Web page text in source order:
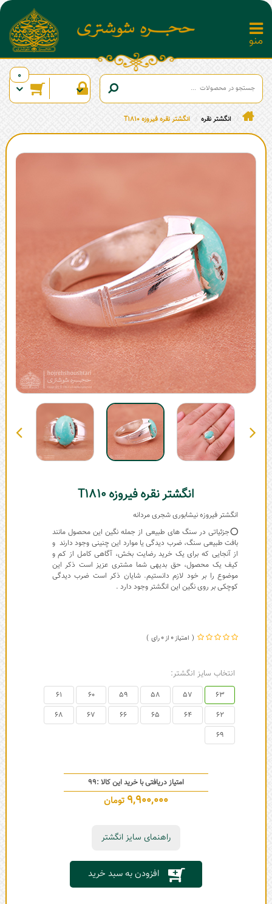
0
انگشتر نقره انگشتر نقره فیروزه T1810
انگشتر نقره فیروزه T1810
انگشتر فیروزه نیشابوری شجری مردانه
⭕جزئیاتی در سنگ های طبیعی از جمله نگین این محصول مانند
بافت طبیعی سنگ، ضرب دیدگی یا موارد این چنینی وجود دارند و
از آنجایی که برای یک خرید رضایت بخش، آگاهی کامل از کم و
کیف یک محصول، حق بدیهی شما مشتری عزیز است ذکر این
موضوع را بر خود لازم دانستیم. شایان ذکر است ضرب دیدگی
کوچکی بر روی نگین این انگشتر وجود دارد .
0
0
انتخاب سایز انگشتر:
63
57
58
59
60
61
62
64
65
66
67
68
69
امتیاز دریافتی با خرید این کالا :99
9,900,000 تومان
راهنمای سایز انگشتر
افزودن به سبد خرید